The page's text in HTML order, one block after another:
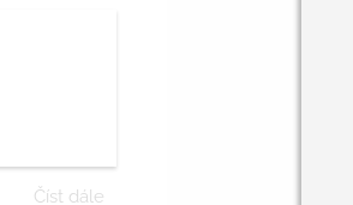
Číst dále